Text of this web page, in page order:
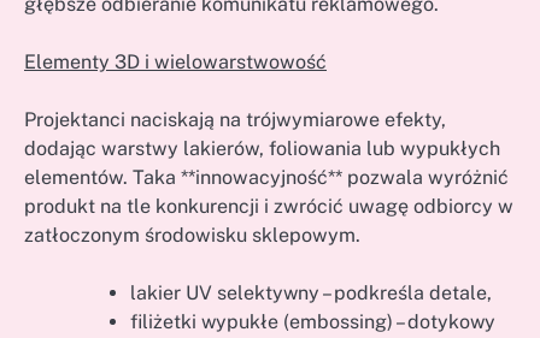
Elementy 3D i wielowarstwowość
Projektanci naciskają na trójwymiarowe efekty,
dodając warstwy lakierów, foliowania lub wypukłych
elementów. Taka **innowacyjność** pozwala wyróżnić
produkt na tle konkurencji i zwrócić uwagę odbiorcy w
zatłoczonym środowisku sklepowym.
lakier UV selektywny – podkreśla detale,
filiżetki wypukłe (embossing) – dotykowy